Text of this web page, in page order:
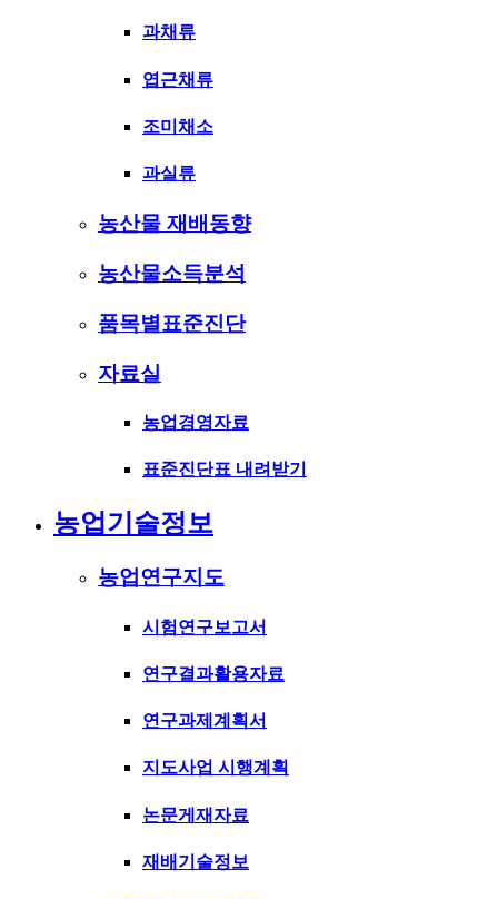
과채류
엽근채류
조미채소
과실류
농산물 재배동향
농산물소득분석
품목별표준진단
자료실
농업경영자료
표준진단표 내려받기
농업기술정보
농업연구지도
시험연구보고서
연구결과활용자료
연구과제계획서
지도사업 시행계획
논문게재자료
재배기술정보